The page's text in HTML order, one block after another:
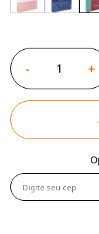
- +